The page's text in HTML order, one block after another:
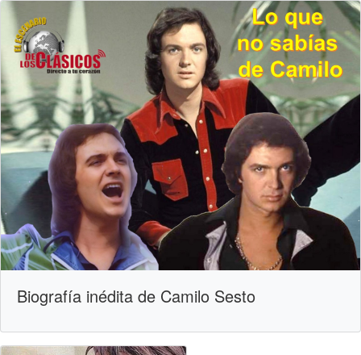
Biografía inédita de Camilo Sesto